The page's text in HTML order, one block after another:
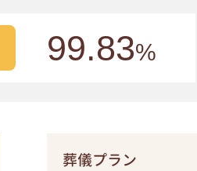
99.83%
葬儀プラン